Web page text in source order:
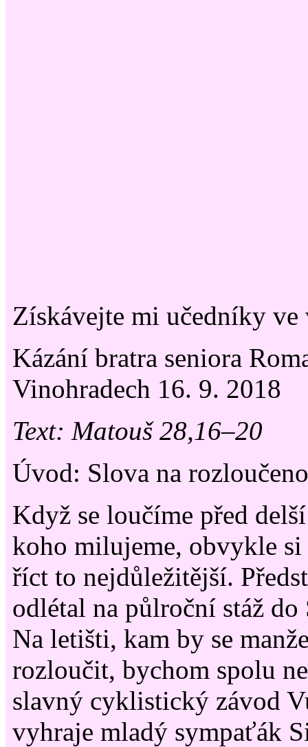
Získávejte mi učedníky ve
Kázání bratra seniora
Vinohradech 16. 9. 2018
Text: Matouš 28,16–20
Úvod: Slova na
Když se loučíme před
koho milujeme, obvykle si
říct to nejdůležitější.
odlétal na půlroční stáž do
Na letišti, kam by se
rozloučit, bychom spolu
slavný cyklistický závod
vyhraje mladý sympaťák